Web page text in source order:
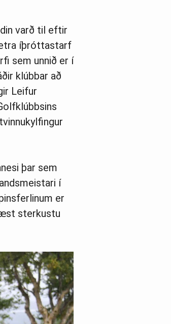
varð til eftir
íþróttastarf
sem unnið er í
klúbbar að
Leifur
þar sem
í
er
sterkustu